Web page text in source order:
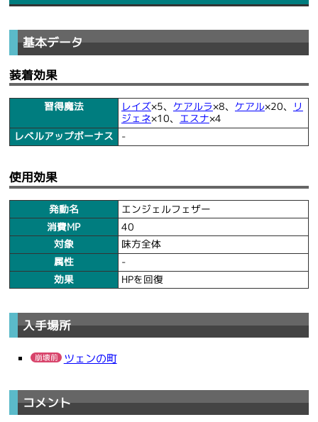
基本データ
装着効果
習得魔法 レイズ×5、 ケアルラ×8、 ケアル×20、
リ
ジェネ×10、 エスナ×4
レベルアップボーナス
-
使用効果
発動名
エンジェルフェザー
消費MP
40
対象
味方全体
属性
-
効果
HPを回復
入手場所
崩壊前 ツェンの町
コメント